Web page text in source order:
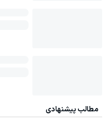
مطالب پیشنهادی